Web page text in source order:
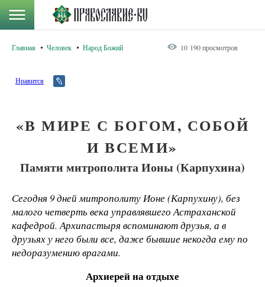
Главная Человек Народ Божий 10 190 просмотров
Нравится
«В МИРЕ С БОГОМ, СОБОЙ
И ВСЕМИ»
Памяти митрополита Ионы (Карпухина)
Сегодня 9 дней митрополиту Ионе (Карпухину), без
малого четверть века управлявшего Астраханской
кафедрой. Архипастыря вспоминают друзья, а в
друзьях у него были все, даже бывшие некогда ему по
недоразумению врагами.
Архиерей на отдыхе